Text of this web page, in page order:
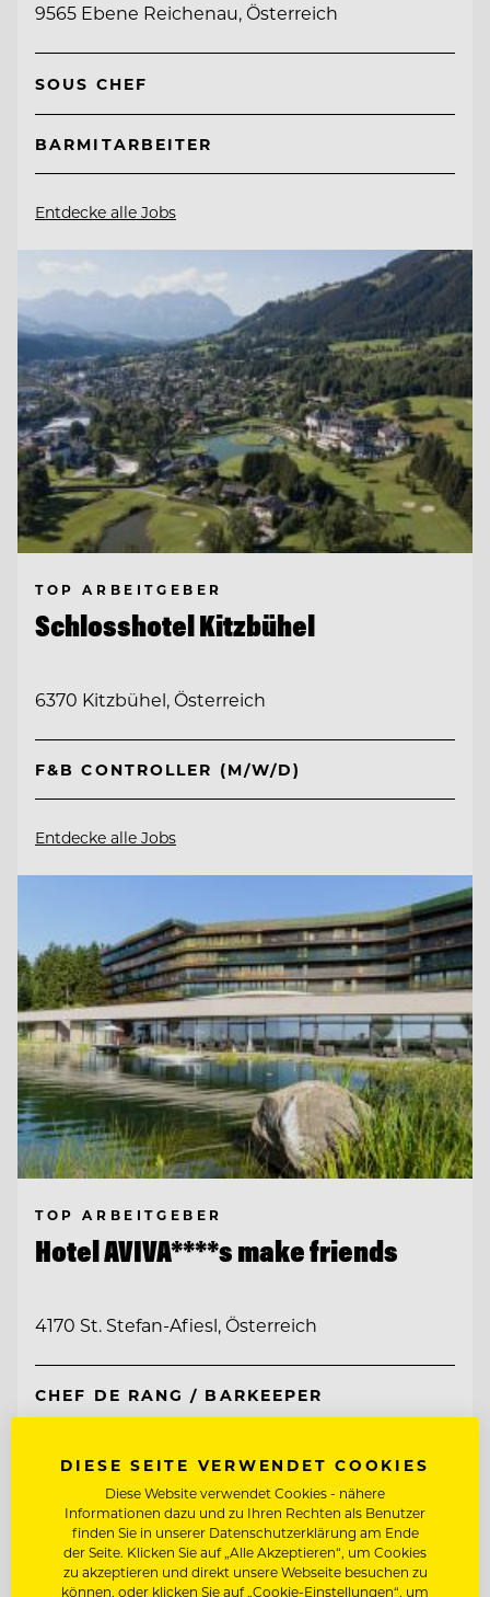
9565 Ebene Reichenau, Österreich
SOUS CHEF
BARMITARBEITER
Entdecke alle Jobs
TOP ARBEITGEBER
Schlosshotel Kitzbühel
6370 Kitzbühel, Österreich
F&B CONTROLLER (M/W/D)
Entdecke alle Jobs
TOP ARBEITGEBER
Hotel AVIVA****s make friends
4170 St. Stefan-Afiesl, Österreich
CHEF DE RANG / BARKEEPER
Entdecke alle Jobs
DIESE SEITE VERWENDET COOKIES
Diese Website verwendet Cookies - nähere
Informationen dazu und zu Ihren Rechten als Benutzer
finden Sie in unserer Datenschutzerklärung am Ende
der Seite. Klicken Sie auf „Alle Akzeptieren“, um Cookies
zu akzeptieren und direkt unsere Webseite besuchen zu
können, oder klicken Sie auf „Cookie-Einstellungen“, um